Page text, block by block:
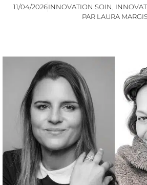
11/04/2026INNOVATION SOIN
PAR LAURA